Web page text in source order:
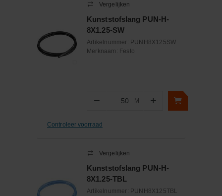
Vergelijken
Kunststofslang PUN-H-
8X1.25-SW
Artikelnummer: PUNH8X125SW
Merknaam: Festo
− Aantal
M +
Controleer voorraad
Vergelijken
Kunststofslang PUN-H-
8X1.25-TBL
Artikelnummer: PUNH8X125TBL